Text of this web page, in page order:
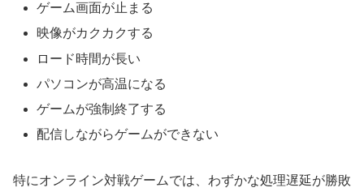
ゲーム画面が止まる
映像がカクカクする
ロード時間が長い
パソコンが高温になる
ゲームが強制終了する
配信しながらゲームができない
特にオンライン対戦ゲームでは、わずかな処理遅延が勝敗